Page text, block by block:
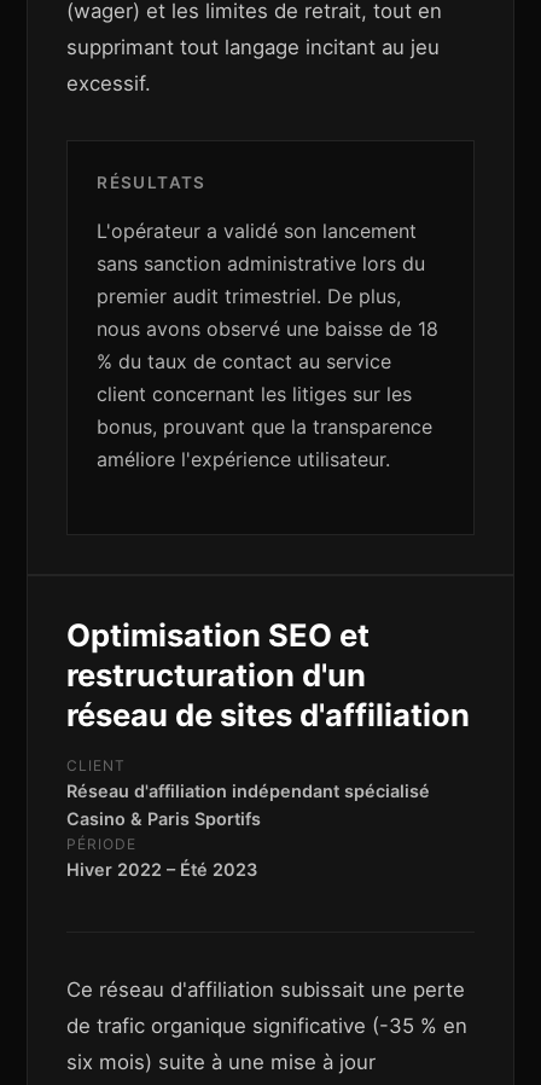
(wager) et les limites de retrait, tout en
supprimant tout langage incitant au jeu
excessif.
RÉSULTATS
L'opérateur a validé son lancement
sans sanction administrative lors du
premier audit trimestriel. De plus,
nous avons observé une baisse de 18
% du taux de contact au service
client concernant les litiges sur les
bonus, prouvant que la transparence
améliore l'expérience utilisateur.
Optimisation SEO et
restructuration d'un
réseau de sites d'affiliation
CLIENT
Réseau d'affiliation indépendant spécialisé
Casino & Paris Sportifs
PÉRIODE
Hiver 2022 – Été 2023
Ce réseau d'affiliation subissait une perte
de trafic organique significative (-35 % en
six mois) suite à une mise à jour